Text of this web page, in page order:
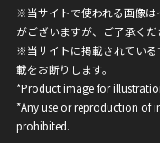
※当サイトで使われる画像は
がございますが、ご了承くだ
※当サイトに掲載されてい
載をお断りします。
*Product image for
*Any use or reproduction of
prohibited.